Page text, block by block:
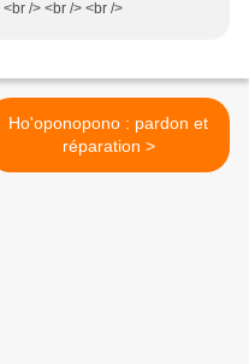
/> <br /> <br />
Ho'oponopono : pardon et
réparation >